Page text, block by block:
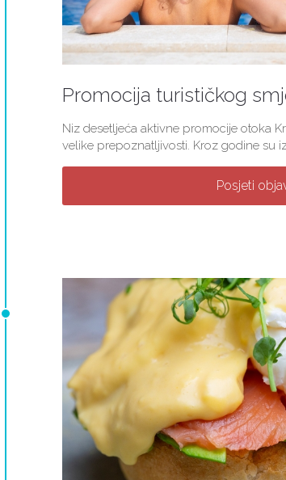
Promocija turističkog
Niz desetljeća aktivne promocije otoka
velike prepoznatljivosti. Kroz godine su
Posjeti